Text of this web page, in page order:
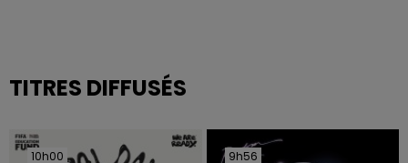
TITRES DIFFUSÉS
10h00
10h00 9h56
9h56